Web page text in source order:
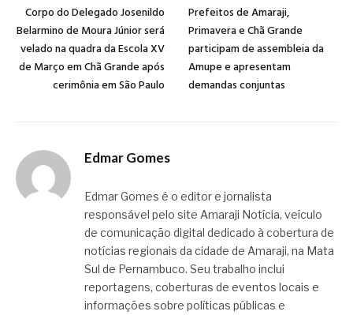
Corpo do Delegado Josenildo
Belarmino de Moura Júnior será
velado na quadra da Escola XV
de Março em Chã Grande após
cerimônia em São Paulo
Prefeitos de Amaraji,
Primavera e Chã Grande
participam de assembleia da
Amupe e apresentam
demandas conjuntas
Edmar Gomes
Edmar Gomes é o editor e jornalista
responsável pelo site Amaraji Notícia, veículo
de comunicação digital dedicado à cobertura de
notícias regionais da cidade de Amaraji, na Mata
Sul de Pernambuco. Seu trabalho inclui
reportagens, coberturas de eventos locais e
informações sobre políticas públicas e